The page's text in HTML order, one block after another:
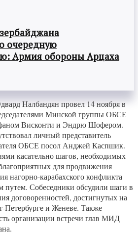
очередную
Армия обороны Арцаха
Налбандян провел 14 ноября в
Минской группы ОБСЕ
Висконти и Эндрю Шофером.
личный представитель
ОБСЕ посол Анджей Каспшик.
касательно шагов, необходимых
для продвижения
нагорно-карабахского конфликта
Собеседники обсудили шаги в
договоренностей, достигнутых на
Петербурге и Женеве. Также
организации встречи глав МИД